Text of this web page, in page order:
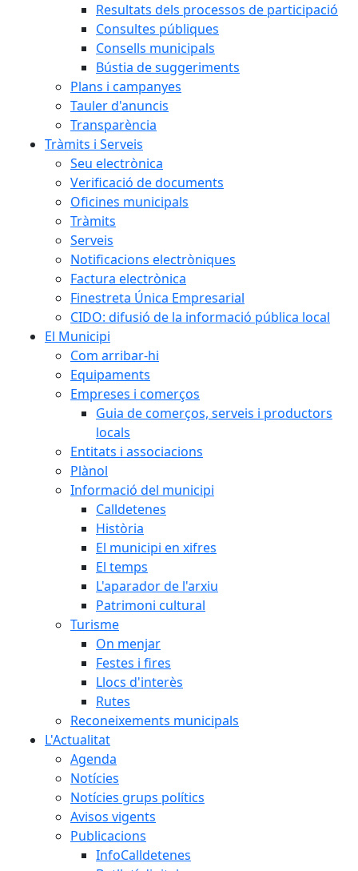
Resultats dels processos de participació
Consultes públiques
Consells municipals
Bústia de suggeriments
Plans i campanyes
Tauler d'anuncis
Transparència
Tràmits i Serveis
Seu electrònica
Verificació de documents
Oficines municipals
Tràmits
Serveis
Notificacions electròniques
Factura electrònica
Finestreta Única Empresarial
CIDO: difusió de la informació pública local
El Municipi
Com arribar-hi
Equipaments
Empreses i comerços
Guia de comerços, serveis i productors
locals
Entitats i associacions
Plànol
Informació del municipi
Calldetenes
Història
El municipi en xifres
El temps
L'aparador de l'arxiu
Patrimoni cultural
Turisme
On menjar
Festes i fires
Llocs d'interès
Rutes
Reconeixements municipals
L'Actualitat
Agenda
Notícies
Notícies grups polítics
Avisos vigents
Publicacions
InfoCalldetenes